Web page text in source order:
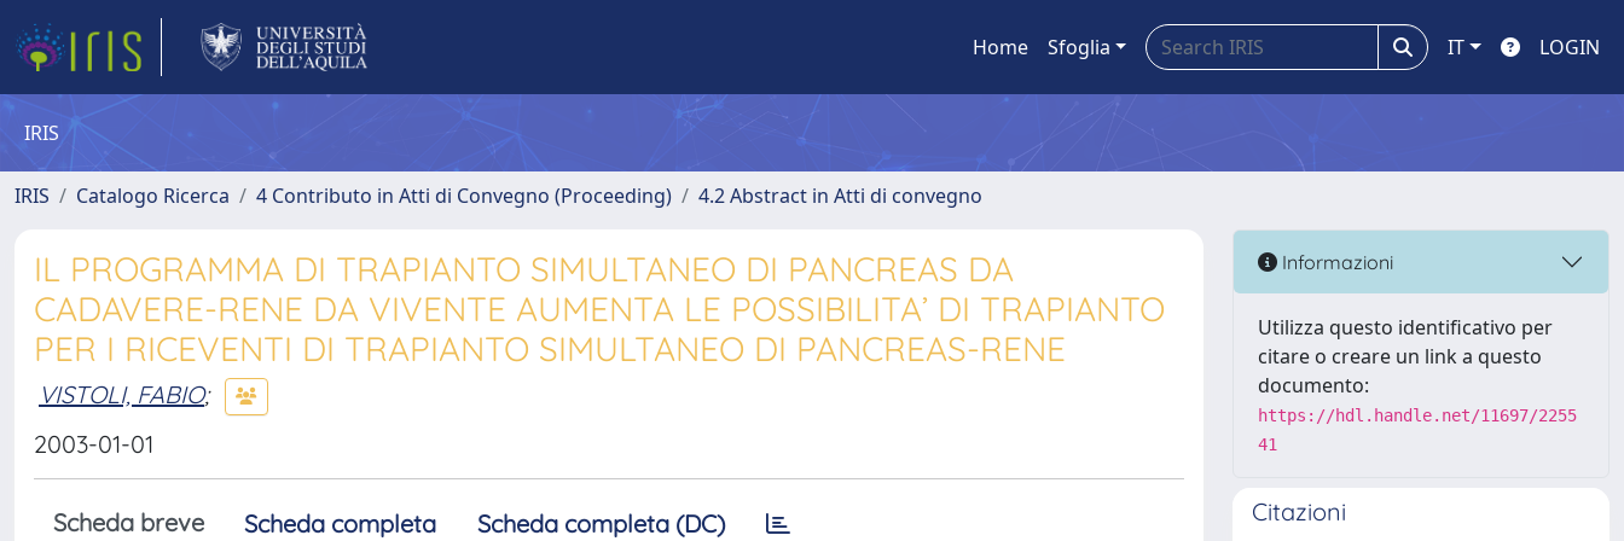
Home Sfoglia IT LOGIN
IRIS
IRIS Catalogo Ricerca 4 Contributo in Atti di Convegno (Proceeding) 4.2 Abstract in Atti di convegno
IL PROGRAMMA DI TRAPIANTO SIMULTANEO DI PANCREAS DA
CADAVERE-RENE DA VIVENTE AUMENTA LE POSSIBILITA’ DI TRAPIANTO
PER I RICEVENTI DI TRAPIANTO SIMULTANEO DI PANCREAS-RENE
VISTOLI, FABIO;
2003-01-01
Scheda breve Scheda completa Scheda completa (DC)
Informazioni
Utilizza questo identificativo per
citare o creare un link a questo
documento:
https://hdl.handle.net/11697/2255
41
Citazioni